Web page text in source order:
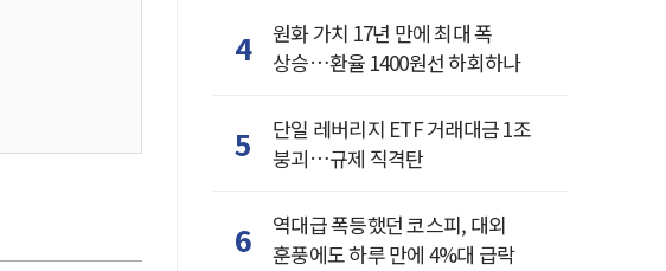
4
원화 가치 17년 만에 최대 폭
상승…환율 1400원선 하회하나
5
단일 레버리지 ETF 거래대금 1조
붕괴…규제 직격탄
6
역대급 폭등했던 코스피, 대외
훈풍에도 하루 만에 4%대 급락